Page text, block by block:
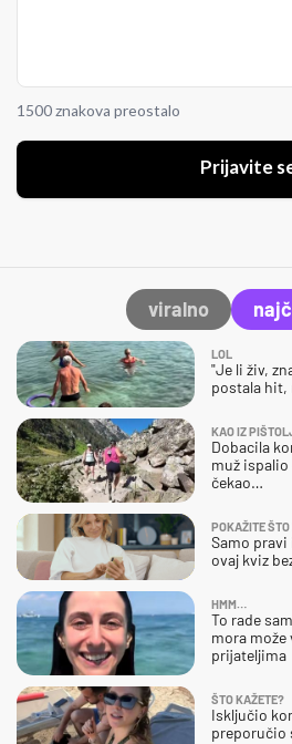
1500 znakova preostalo
Prijavite
viralno
LOL
"Je li živ,
postala hit,
KAO IZ
Dobacila
muž ispalio
čekao…
POKAŽITE ŠTO
Samo
ovaj kviz
HMM…
To rade
mora
prijateljima
ŠTO KAŽETE?
Isključio
preporučio